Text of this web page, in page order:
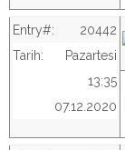
Entry#:
20442
Tarih:
Pazartesi
13:35
07.12.2020